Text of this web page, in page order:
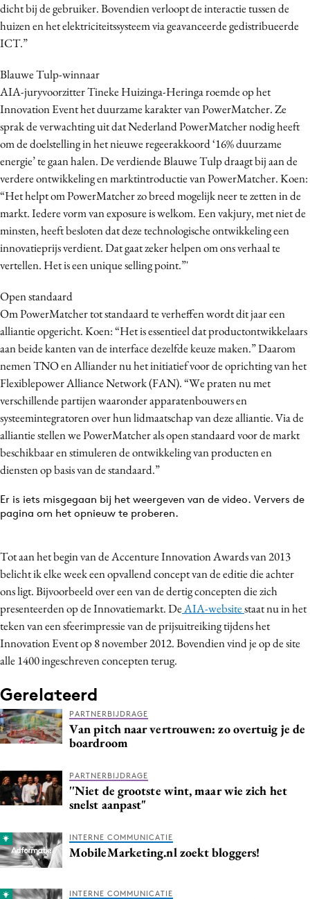
dicht bij de gebruiker. Bovendien verloopt de interactie tussen de
huizen en het elektriciteitssysteem via geavanceerde gedistribueerde
ICT.”
Blauwe Tulp-winnaar
AIA-juryvoorzitter Tineke Huizinga-Heringa roemde op het
Innovation Event het duurzame karakter van PowerMatcher. Ze
sprak de verwachting uit dat Nederland PowerMatcher nodig heeft
om de doelstelling in het nieuwe regeerakkoord ‘16% duurzame
energie’ te gaan halen. De verdiende Blauwe Tulp draagt bij aan de
verdere ontwikkeling en marktintroductie van PowerMatcher. Koen:
“Het helpt om PowerMatcher zo breed mogelijk neer te zetten in de
markt. Iedere vorm van exposure is welkom. Een vakjury, met niet de
minsten, heeft besloten dat deze technologische ontwikkeling een
innovatieprijs verdient. Dat gaat zeker helpen om ons verhaal te
vertellen. Het is een unique selling point.”'
Open standaard
Om PowerMatcher tot standaard te verheffen wordt dit jaar een
alliantie opgericht. Koen: “Het is essentieel dat productontwikkelaars
aan beide kanten van de interface dezelfde keuze maken.” Daarom
nemen TNO en Alliander nu het initiatief voor de oprichting van het
Flexiblepower Alliance Network (FAN). “We praten nu met
verschillende partijen waaronder apparatenbouwers en
systeemintegratoren over hun lidmaatschap van deze alliantie. Via de
alliantie stellen we PowerMatcher als open standaard voor de markt
beschikbaar en stimuleren de ontwikkeling van producten en
diensten op basis van de standaard.”
Er is iets misgegaan bij het weergeven van de video. Ververs de
pagina om het opnieuw te proberen.
Tot aan het begin van de Accenture Innovation Awards van 2013
belicht ik elke week een opvallend concept van de editie die achter
ons ligt. Bijvoorbeeld over een van de dertig concepten die zich
presenteerden op de Innovatiemarkt. DeAIA-websitestaat nu in het
teken van een sfeerimpressie van de prijsuitreiking tijdens het
Innovation Event op 8 november 2012. Bovendien vind je op de site
alle 1400 ingeschreven concepten terug.
Gerelateerd
PARTNERBIJDRAGE
Van pitch naar vertrouwen: zo overtuig je de
boardroom
PARTNERBIJDRAGE
''Niet de grootste wint, maar wie zich het
snelst aanpast"
INTERNE COMMUNICATIE
MobileMarketing.nl zoekt bloggers!
INTERNE COMMUNICATIE